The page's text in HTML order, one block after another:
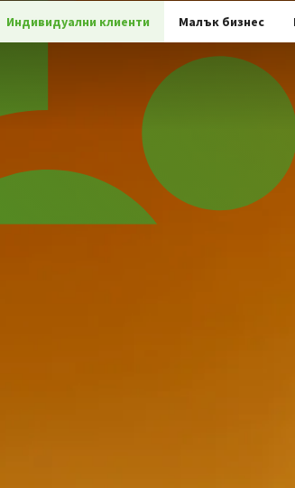
Индивидуални клиенти Малък бизнес